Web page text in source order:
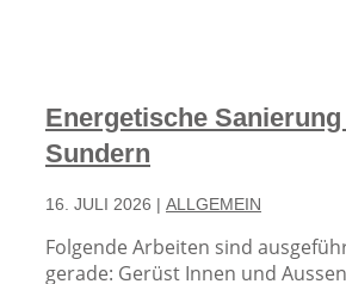
Energetische
Sundern
16. JULI 2026 | ALLGEMEIN
Folgende Arbeiten sind
gerade: Gerüst Innen und Aussen